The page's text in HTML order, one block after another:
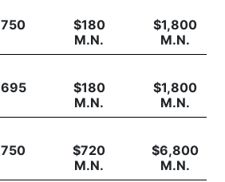
750
$180
M.N.
$1,800
M.N.
695
$180
M.N.
$1,800
M.N.
750
$720
M.N.
$6,800
M.N.